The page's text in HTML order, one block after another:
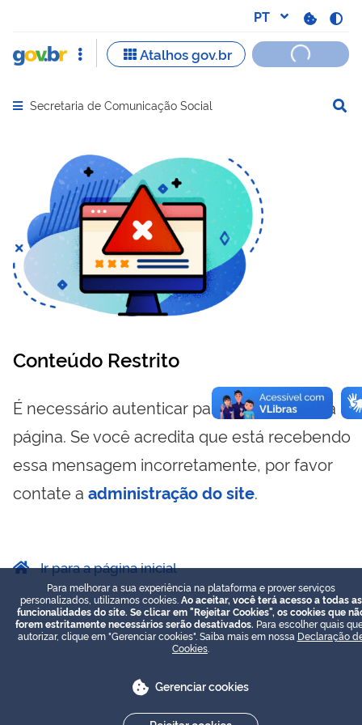
Abrir menu principal de navegação
Secretaria de Comunicação Social
Conteúdo Restrito
É necessário autenticar para visualizar essa
página. Se você acredita que está recebendo
essa mensagem incorretamente, por favor
contate a administração do site.
Ir para a página inicial
Para melhorar a sua experiência na plataforma e prover serviços
personalizados, utilizamos cookies. Ao aceitar, você terá acesso a todas as
funcionalidades do site. Se clicar em "Rejeitar Cookies", os cookies que
forem estritamente necessários serão desativados. Para escolher quais
autorizar, clique em "Gerenciar cookies". Saiba mais em nossa Declaração
Cookies
Gerenciar cookies